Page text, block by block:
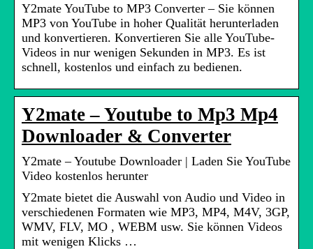
Y2mate YouTube to MP3 Converter – Sie können
MP3 von YouTube in hoher Qualität herunterladen
und konvertieren. Konvertieren Sie alle YouTube-
Videos in nur wenigen Sekunden in MP3. Es ist
schnell, kostenlos und einfach zu bedienen.
Y2mate – Youtube to Mp3 Mp4
Downloader & Converter
Y2mate – Youtube Downloader | Laden Sie YouTube
Video kostenlos herunter
Y2mate bietet die Auswahl von Audio und Video in
verschiedenen Formaten wie MP3, MP4, M4V, 3GP,
WMV, FLV, MO , WEBM usw. Sie können Videos
mit wenigen Klicks …